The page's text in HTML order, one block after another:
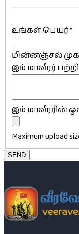
உங்கள் பெயர்*
மின்னஞ்சல்
இம் மாவீரர்
இம் மாவீரரின்
Maximum upload
SEND